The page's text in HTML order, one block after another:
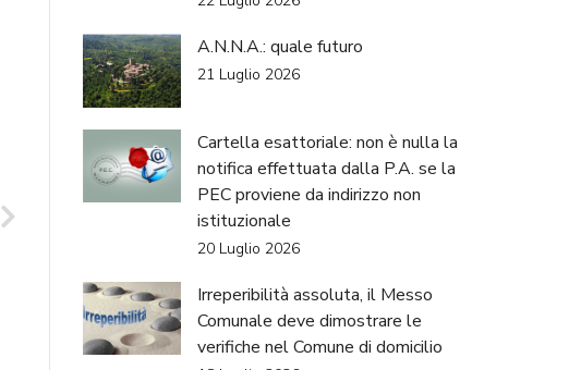
A.N.N.A.: quale futuro
21 Luglio 2026
Cartella esattoriale: non è nulla la
notifica effettuata dalla P.A. se la
PEC proviene da indirizzo non
istituzionale
20 Luglio 2026
Irreperibilità assoluta, il Messo
Comunale deve dimostrare le
verifiche nel Comune di domicilio